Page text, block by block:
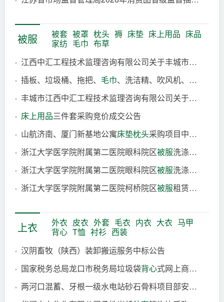
2026-08-07
2026-08-07
被服 被套 被罩 枕头 褥 床垫 床上用品 床品
家纺 毛巾 布草
江西中汇工程技术监理咨询有限公司关于丰城市中医院
1小时前
插板、垃圾桶、拖把、 毛巾、洗洁精、吹风机、热水器等日用品及电器竞价成交公告
1小时前
丰城市江西中汇工程技术监理咨询有限公司关于丰城市中医院
床上用品三件套采购竞价成交公告
4小时前
山航济南、厦门新基地公寓床垫枕头采购项目中选结果公告
5小时前
浙江大学医学院附属第二医院眼科院区被服洗涤服务合同公告
8小时前
浙江大学医学院附属第二医院眼科院区被服洗涤服务合同
8小时前
浙江大学医学院附属第二医院柯桥院区被服租赁及洗涤服务合同公告
8小时前
上衣 外衣 皮衣 外套 毛衣 内衣 大衣 马甲
背心 T恤 衬衫 西装
汉阴畜牧（陕西）装卸搬运服务中标公告
10小时前
国家税务总局龙口市税务局垃圾袋背心式网上商城电子反拍项目结果公告
10小时前
两河口混蓄、牙根一级水电站砂石骨料项目部安全帽、反光